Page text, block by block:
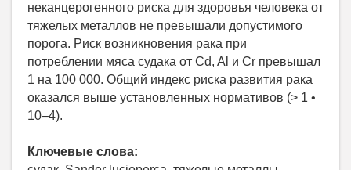
неканцерогенного риска для здоровья человека от
тяжелых металлов не превышали допустимого
порога. Риск возникновения рака при
потреблении мяса судака от Cd, Al и Cr превышал
1 на 100 000. Общий индекс риска развития рака
оказался выше установленных нормативов (> 1 •
10–4).
Ключевые слова: